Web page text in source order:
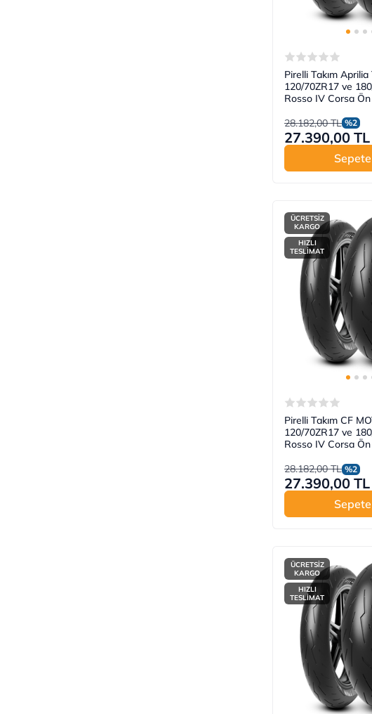
Pirelli Takım
120/70ZR17 ve
Rosso IV Corsa
28.182,00 TL %2
27.390,00 TL
ÜCRETSİZ
KARGO
HIZLI
TESLİMAT
Pirelli Takım CF
120/70ZR17 ve
Rosso IV Corsa
28.182,00 TL %2
27.390,00 TL
ÜCRETSİZ
KARGO
HIZLI
TESLİMAT